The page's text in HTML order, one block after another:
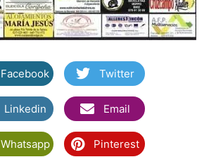
Facebook Twitter
Linkedin Email
Whatsapp Pinterest